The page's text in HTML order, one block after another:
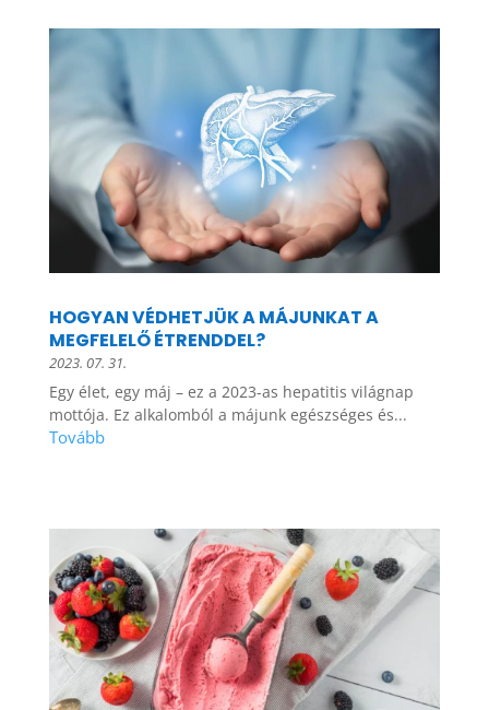
HOGYAN VÉDHETJÜK A MÁJUNKAT A
MEGFELELŐ ÉTRENDDEL?
2023. 07. 31.
Egy élet, egy máj – ez a 2023-as hepatitis világnap
mottója. Ez alkalomból a májunk egészséges és...